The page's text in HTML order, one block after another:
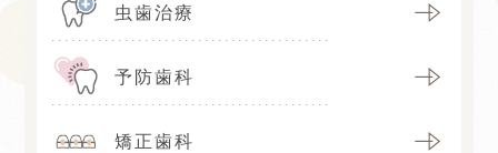
虫歯治療
予防歯科
矯正歯科